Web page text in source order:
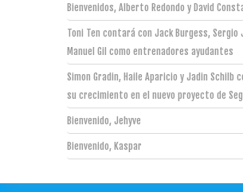
Bienvenidos, Alberto Redondo y David
Toni Ten contará con Jack Burgess, Sergio
Manuel Gil como entrenadores ayudantes
Simon Gradin, Haile Aparicio y Jadin Schilb
su crecimiento en el nuevo proyecto de
Bienvenido, Jehyve
Bienvenido, Kaspar